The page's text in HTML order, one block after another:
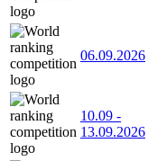
06.09.2026
10.09 -
13.09.2026